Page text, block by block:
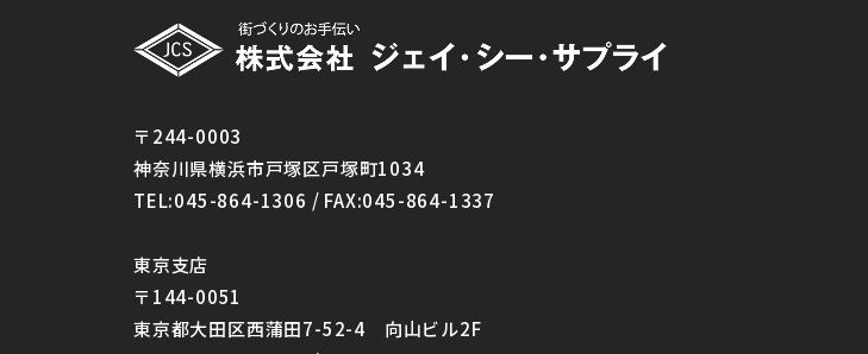
〒244-0003
神奈川県横浜市戸塚区戸塚町1034
TEL:045-864-1306 / FAX:045-864-1337
東京支店
〒144-0051
東京都大田区西蒲田7-52-4 向山ビル2F